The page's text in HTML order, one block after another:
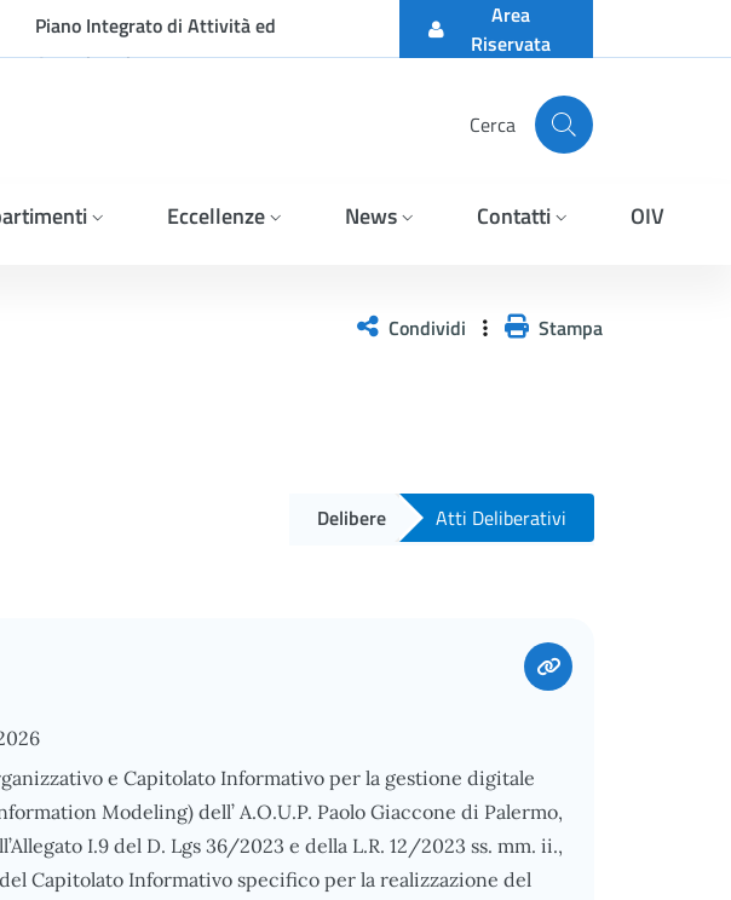
Piano Integrato di Attività ed
Organizzazione
Area
Riservata
Cerca
Eccellenze News Contatti OIV
Condividi Stampa
Delibere Atti Deliberativi
e Capitolato Informativo per la gestione digitale
Modeling) dell’ A.O.U.P. Paolo Giaccone di Palermo,
I.9 del D. Lgs 36/2023 e della L.R. 12/2023 ss. mm. ii.,
Capitolato Informativo specifico per la realizzazione del